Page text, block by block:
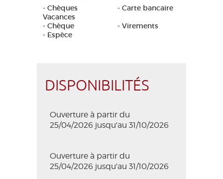
- Chèques
Vacances
- Carte bancaire
- Chèque
- Virements
- Espèce
DISPONIBILITÉS
Ouverture à partir du
25/04/2026 jusqu'au 31/10/2026
Ouverture à partir du
25/04/2026 jusqu'au 31/10/2026